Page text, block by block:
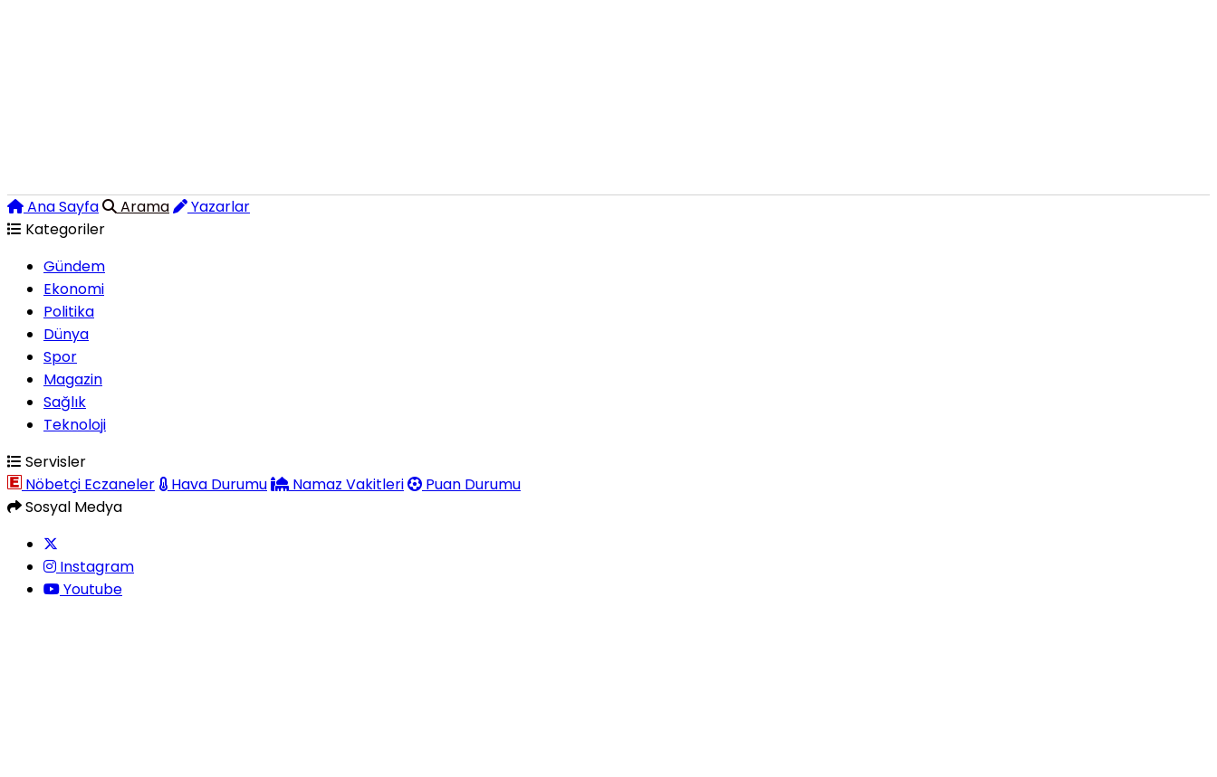
Ana Sayfa Arama
Yazarlar
Kategoriler
Gündem
Ekonomi
Politika
Dünya
Spor
Magazin
Sağlık
Teknoloji
Servisler
Nöbetçi Eczaneler
Hava Durumu Namaz Vakitleri
Puan Durumu
Sosyal Medya
Instagram
Youtube